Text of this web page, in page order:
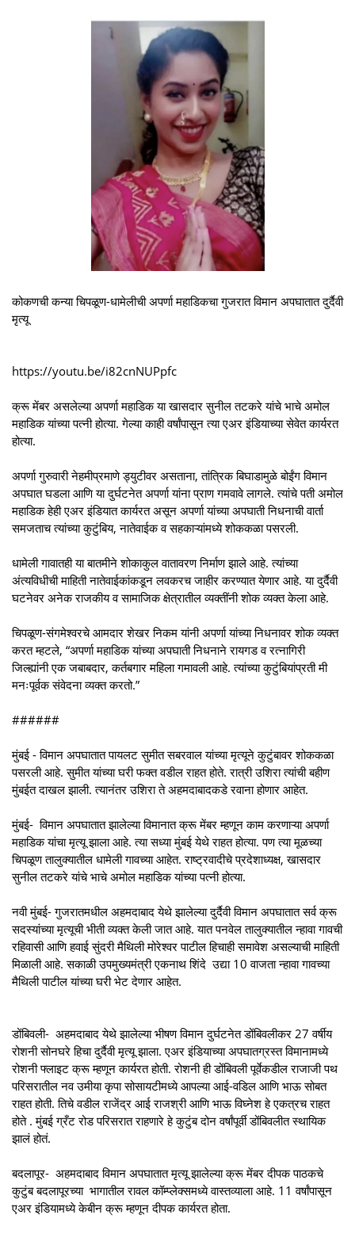
कोकणची कन्या चिपळूण-धामेलीची अपर्णा महाडिकचा गुजरात विमान अपघातात दुर्दैवी
मृत्यू
https://youtu.be/i82cnNUPpfc
क्रू मेंबर असलेल्या अपर्णा महाडिक या खासदार सुनील तटकरे यांचे भाचे अमोल
महाडिक यांच्या पत्नी होत्या. गेल्या काही वर्षांपासून त्या एअर इंडियाच्या सेवेत कार्यरत
होत्या.
अपर्णा गुरुवारी नेहमीप्रमाणे ड्युटीवर असताना, तांत्रिक बिघाडामुळे बोईंग विमान
अपघात घडला आणि या दुर्घटनेत अपर्णा यांना प्राण गमवावे लागले. त्यांचे पती अमोल
महाडिक हेही एअर इंडियात कार्यरत असून अपर्णा यांच्या अपघाती निधनाची वार्ता
समजताच त्यांच्या कुटुंबिय, नातेवाईक व सहकाऱ्यांमध्ये शोककळा पसरली.
धामेली गावातही या बातमीने शोकाकुल वातावरण निर्माण झाले आहे. त्यांच्या
अंत्यविधीची माहिती नातेवाईकांकडून लवकरच जाहीर करण्यात येणार आहे. या दुर्दैवी
घटनेवर अनेक राजकीय व सामाजिक क्षेत्रातील व्यक्तींनी शोक व्यक्त केला आहे.
चिपळूण-संगमेश्वरचे आमदार शेखर निकम यांनी अपर्णा यांच्या निधनावर शोक व्यक्त
करत म्हटले, “अपर्णा महाडिक यांच्या अपघाती निधनाने रायगड व रत्नागिरी
जिल्ह्यांनी एक जबाबदार, कर्तबगार महिला गमावली आहे. त्यांच्या कुटुंबियांप्रती मी
मनःपूर्वक संवेदना व्यक्त करतो.”
######
मुंबई - विमान अपघातात पायलट सुमीत सबरवाल यांच्या मृत्यूने कुटुंबावर शोककळा
पसरली आहे. सुमीत यांच्या घरी फक्त वडील राहत होते. रात्री उशिरा त्यांची बहीण
मुंबईत दाखल झाली. त्यानंतर उशिरा ते अहमदाबादकडे रवाना होणार आहेत.
मुंबई- विमान अपघातात झालेल्या विमानात क्रू मेंबर म्हणून काम करणाऱ्या अपर्णा
महाडिक यांचा मृत्यू झाला आहे. त्या सध्या मुंबई येथे राहत होत्या. पण त्या मूळच्या
चिपळूण तालुक्यातील धामेली गावच्या आहेत. राष्ट्रवादीचे प्रदेशाध्यक्ष, खासदार
सुनील तटकरे यांचे भाचे अमोल महाडिक यांच्या पत्नी होत्या.
नवी मुंबई- गुजरातमधील अहमदाबाद येथे झालेल्या दुर्दैवी विमान अपघातात सर्व क्रू
सदस्यांच्या मृत्यूची भीती व्यक्त केली जात आहे. यात पनवेल तालुक्यातील न्हावा गावची
रहिवासी आणि हवाई सुंदरी मैथिली मोरेश्वर पाटील हिचाही समावेश असल्याची माहिती
मिळाली आहे. सकाळी उपमुख्यमंत्री एकनाथ शिंदे उद्या 10 वाजता न्हावा गावच्या
मैथिली पाटील यांच्या घरी भेट देणार आहेत.
डोंबिवली- अहमदाबाद येथे झालेल्या भीषण विमान दुर्घटनेत डोंबिवलीकर 27 वर्षीय
रोशनी सोनघरे हिचा दुर्दैवी मृत्यू झाला. एअर इंडियाच्या अपघातग्रस्त विमानामध्ये
रोशनी फ्लाइट क्रू म्हणून कार्यरत होती. रोशनी ही डोंबिवली पूर्वेकडील राजाजी पथ
परिसरातील नव उमीया कृपा सोसायटीमध्ये आपल्या आई-वडिल आणि भाऊ सोबत
राहत होती. तिचे वडील राजेंद्र आई राजश्री आणि भाऊ विघ्नेश हे एकत्रच राहत
होते . मुंबई ग्रँट रोड परिसरात राहणारे हे कुटुंब दोन वर्षांपूर्वी डोंबिवलीत स्थायिक
झालं होतं.
बदलापूर- अहमदाबाद विमान अपघातात मृत्यू झालेल्या क्रू मेंबर दीपक पाठकचे
कुटुंब बदलापूरच्या भागातील रावल कॉम्प्लेक्समध्ये वास्तव्याला आहे. 11 वर्षांपासून
एअर इंडियामध्ये केबीन क्रू म्हणून दीपक कार्यरत होता.